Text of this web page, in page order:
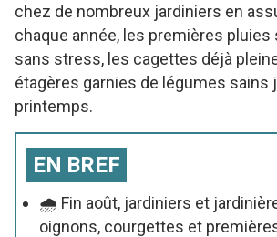
chez de nombreux jardiniers en
chaque année, les premières pluies
sans stress, les cagettes déjà
étagères garnies de légumes sains
printemps.
EN BREF
🌧️ Fin août, jardiniers et
oignons, courgettes et